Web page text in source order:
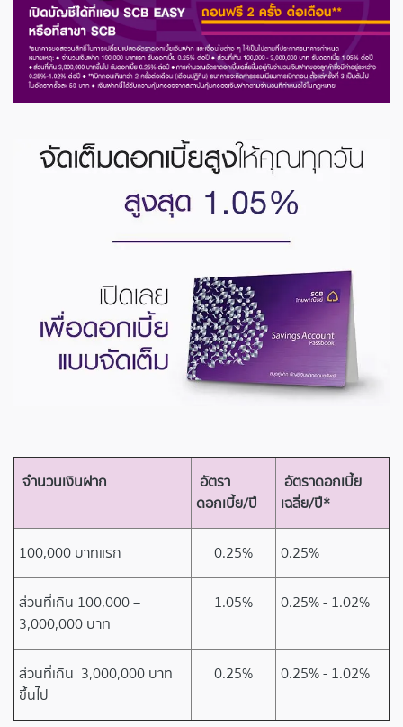
จำนวนเงินฝาก
อัตรา
ดอกเบี้ย/ปี
อัตราดอกเบี้ย
เฉลี่ย/ปี*
100,000 บาทแรก 0.25% 0.25%
ส่วนที่เกิน 100,000 –
3,000,000 บาท
1.05% 0.25% - 1.02%
ส่วนที่เกิน 3,000,000 บาท
ขึ้นไป
0.25% 0.25% - 1.02%